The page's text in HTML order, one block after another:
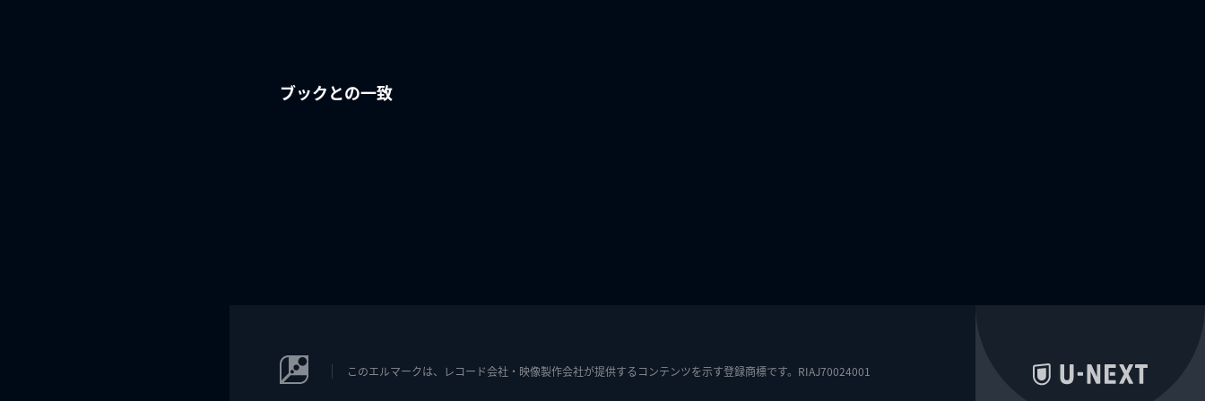
ブックとの一致
このエルマークは、レコード会社・映像製作会社が提供するコンテンツを示す登録商標です。RIAJ70024001